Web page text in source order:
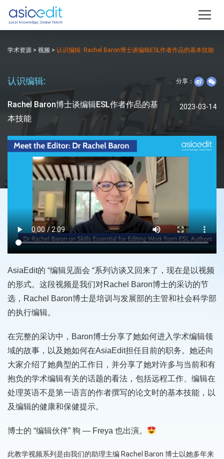
学术资源 > 视频 > 认识编辑: Rachel Baron博士谈编辑ESL作者作品的基本技能
认识编辑: 分享：
Rachel Baron博士谈编辑ESL作者作品的基
本技能
2023-03-14
AsiaEdit的 “编辑见面会 “系列访谈又回来了，现在是以视频
的形式。这段视频是我们对Rachel Baron博士的采访的节
选，Rachel Baron博士是培训与发展部的主管和社会科学部
的执行编辑。
在完整的采访中，Baron博士分享了她如何进入学术编辑领
域的故事，以及她如何在AsiaEdit担任目前的职务。她还向
大家介绍了她典型的工作日，并分享了她对许多与当前和有
抱负的学术编辑有关的话题的看法，包括远程工作、编辑在
处理英语不是第一语言的作者撰写的论文时的基本技能，以
及编辑的健康和保健提示。
博士的 “编辑伙伴” 狗 — Freya 也出演。
此教学视频系列是由我们的助理主编 Rachel Baron 博士以她多年来